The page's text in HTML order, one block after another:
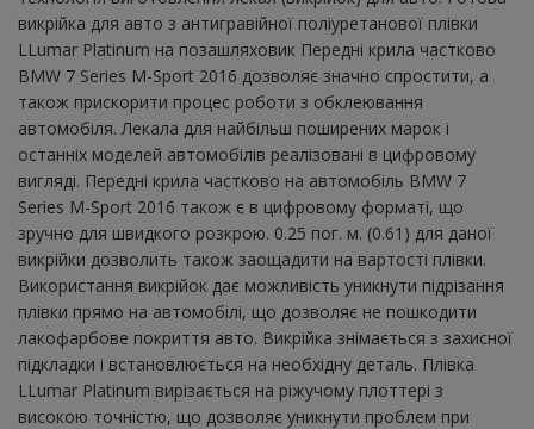
викрійка для авто з антигравійної поліуретанової плівки
LLumar Platinum на позашляховик Передні крила частково
BMW 7 Series M-Sport 2016 дозволяє значно спростити, а
також прискорити процес роботи з обклеювання
автомобіля. Лекала для найбільш поширених марок і
останніх моделей автомобілів реалізовані в цифровому
вигляді. Передні крила частково на автомобіль BMW 7
Series M-Sport 2016 також є в цифровому форматі, що
зручно для швидкого розкрою. 0.25 пог. м. (0.61) для даної
викрійки дозволить також заощадити на вартості плівки.
Використання викрійок дає можливість уникнути підрізання
плівки прямо на автомобілі, що дозволяє не пошкодити
лакофарбове покриття авто. Викрійка знімається з захисної
підкладки і встановлюється на необхідну деталь. Плівка
LLumar Platinum вирізається на ріжучому плоттері з
високою точністю, що дозволяє уникнути проблем при